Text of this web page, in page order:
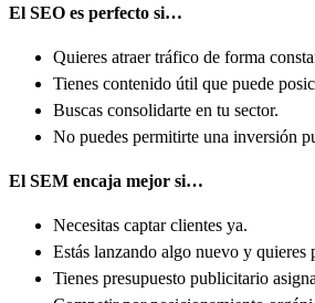
El SEO es perfecto si…
Quieres atraer tráfico de forma
Tienes contenido útil que puede
Buscas consolidarte en tu sector.
No puedes permitirte una inversión
El SEM encaja mejor si…
Necesitas captar clientes ya.
Estás lanzando algo nuevo y quieres
Tienes presupuesto publicitario